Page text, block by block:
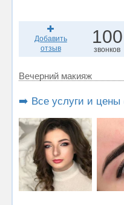
Добавить
отзыв
100
звонков
Вечерний макияж
➡️ Все услуги и цены